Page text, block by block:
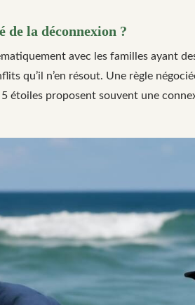
la déconnexion ?
avec les familles ayant
qu’il n’en résout. Une règle
étoiles proposent souvent une